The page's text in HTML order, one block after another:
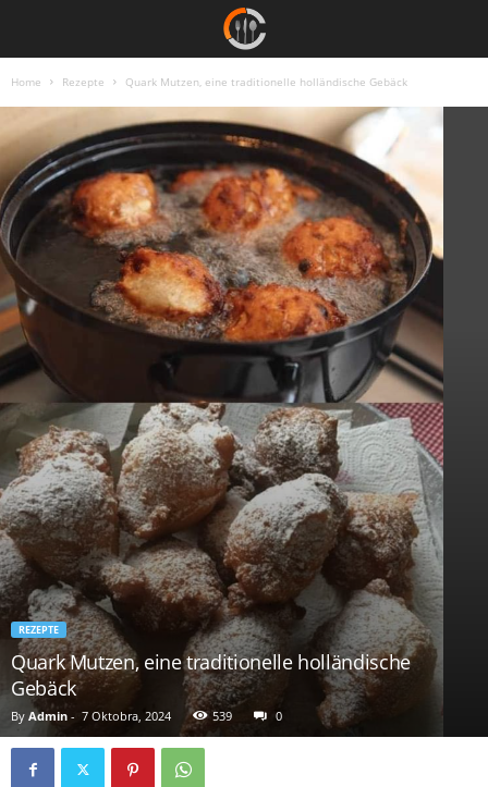
Home Rezepte Quark Mutzen, eine traditionelle holländische Gebäck
REZEPTE
Quark Mutzen, eine traditionelle holländische
Gebäck
By Admin - 7 Oktobra, 2024 539 0